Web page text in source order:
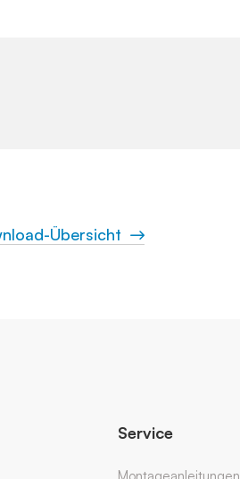
Übersicht
Service